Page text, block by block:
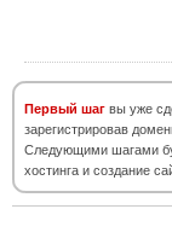
Первый шаг вы уже
зарегистрировав
Следующими шагами
хостинга и создание